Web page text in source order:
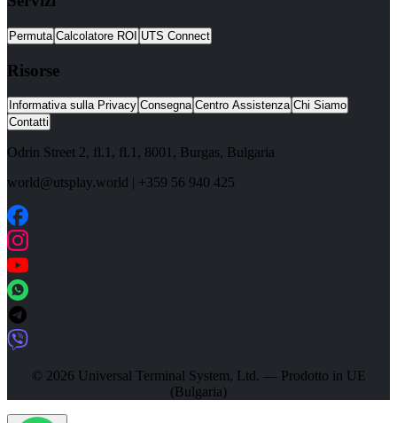
Permuta Calcolatore ROI UTS Connect
Risorse
Informativa sulla Privacy Consegna Centro Assistenza Chi Siamo
Contatti
Odrin Street 2, fl.1 , fl.1, 8001 , Burgas, Bulgaria
world@utsplay.world | +359 56 940 425
© 2026 Universal Terminal System, Ltd. — Prodotto in UE
(Bulgaria)